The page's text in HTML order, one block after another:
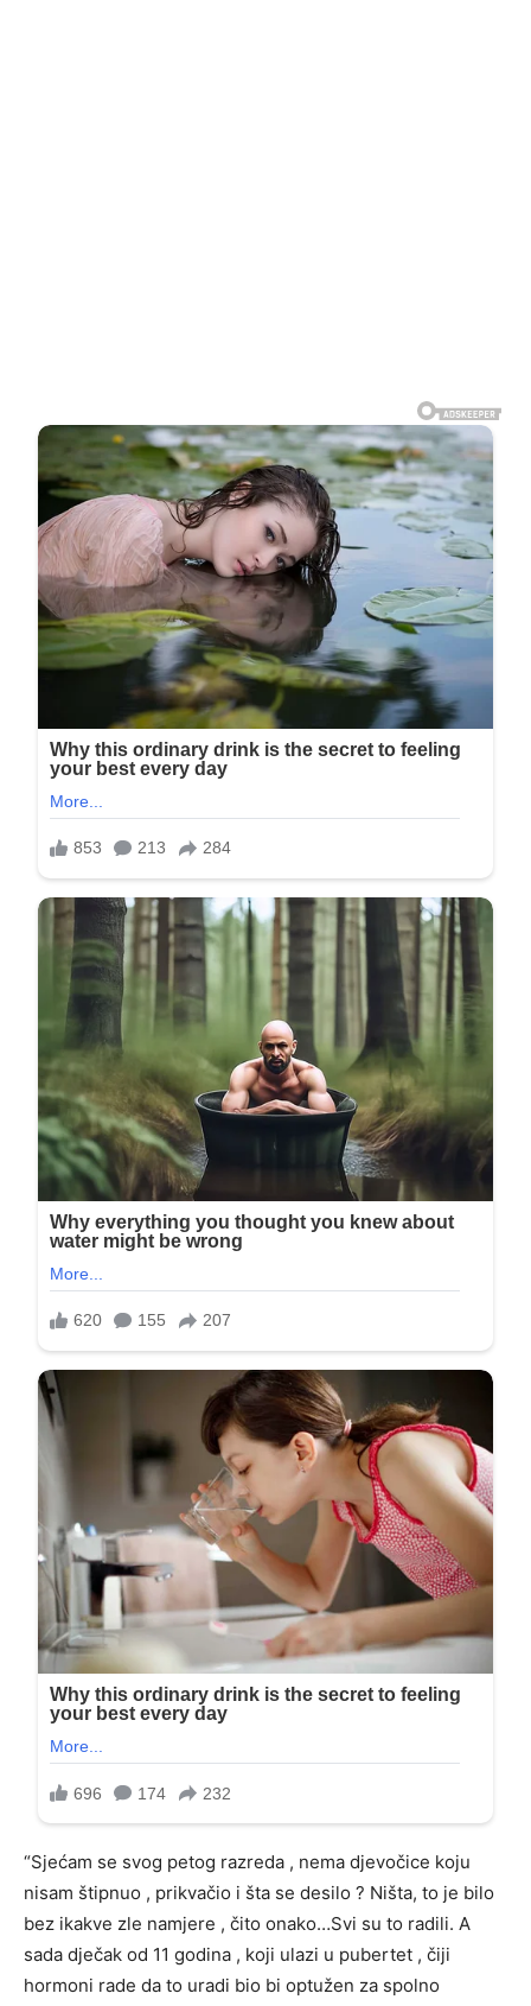
“Sjećam se svog petog razreda , nema djevočice koju
nisam štipnuo , prikvačio i šta se desilo ? Ništa, to je bilo
bez ikakve zle namjere , čito onako…Svi su to radili. A
sada dječak od 11 godina , koji ulazi u pubertet , čiji
hormoni rade da to uradi bio bi optužen za spolno